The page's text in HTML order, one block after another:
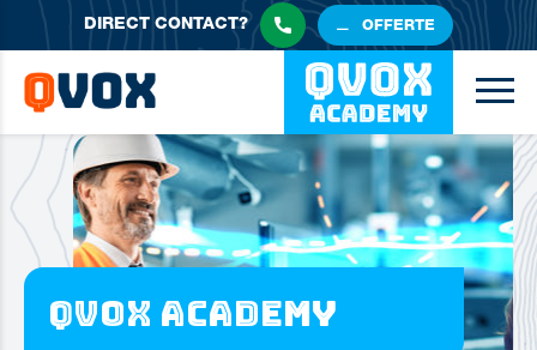
DIRECTCONTACT? OFFERTE
Qvox Academy